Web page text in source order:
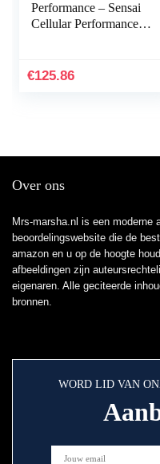
Performance – Sensai
Cellular Performance –
€125.86
Over ons
Mrs-marsha.nl is een moderne
beoordelingswebsite die de
amazon en u op de hoogte
afbeeldingen zijn
eigenaren. Alle geciteerde
bronnen.
WORD LID VAN